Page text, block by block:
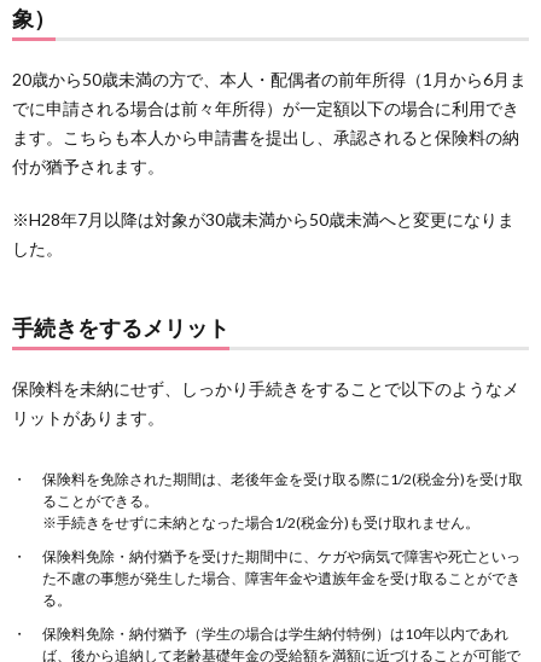
象）
20歳から50歳未満の方で、本人・配偶者の前年所得（1月から6月ま
でに申請される場合は前々年所得）が一定額以下の場合に利用でき
ます。こちらも本人から申請書を提出し、承認されると保険料の納
付が猶予されます。
※H28年7月以降は対象が30歳未満から50歳未満へと変更になりま
した。
手続きをするメリット
保険料を未納にせず、しっかり手続きをすることで以下のようなメ
リットがあります。
保険料を免除された期間は、老後年金を受け取る際に1/2(税金分)を受け取
ることができる。
※手続きをせずに未納となった場合1/2(税金分)も受け取れません。
保険料免除・納付猶予を受けた期間中に、ケガや病気で障害や死亡といっ
た不慮の事態が発生した場合、障害年金や遺族年金を受け取ることができ
る。
保険料免除・納付猶予（学生の場合は学生納付特例）は10年以内であれ
ば、後から追納して老齢基礎年金の受給額を満額に近づけることが可能で